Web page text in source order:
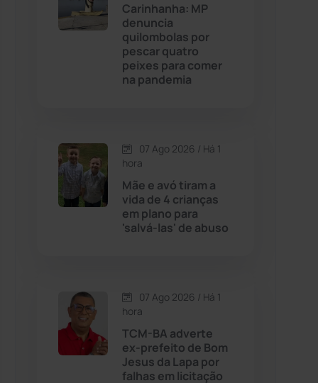
Chapada Diamantina
(133)
Cordeiros
Dom Basílio
Érico Cardoso
Esportes
Carinhanha: MP
denuncia
quilombolas por
pescar quatro
peixes para comer
na pandemia
07 Ago 2026 / Há 1
hora
Mãe e avó tiram a
vida de 4 crianças
em plano para
'salvá-las' de abuso
07 Ago 2026 / Há 1
hora
TCM-BA adverte
ex-prefeito de Bom
Jesus da Lapa por
falhas em licitação